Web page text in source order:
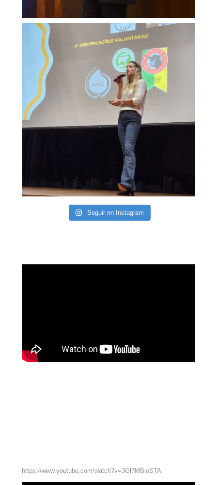
Seguir nn Instagram
https://www.youtube.com/watch?v=3Gl7MBioSTA